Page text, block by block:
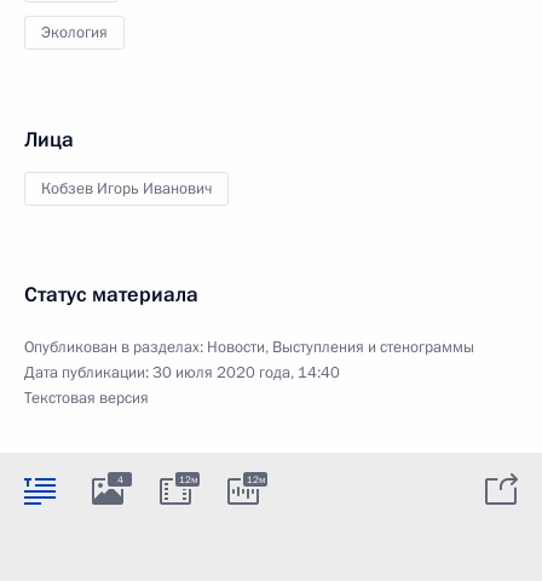
Экология
Лица
Кобзев Игорь Иванович
Статус материала
Опубликован в разделах: Новости, Выступления и стенограммы
Дата публикации:30 июля 2020 года, 14:40
Текстовая версия
4 12м 12м